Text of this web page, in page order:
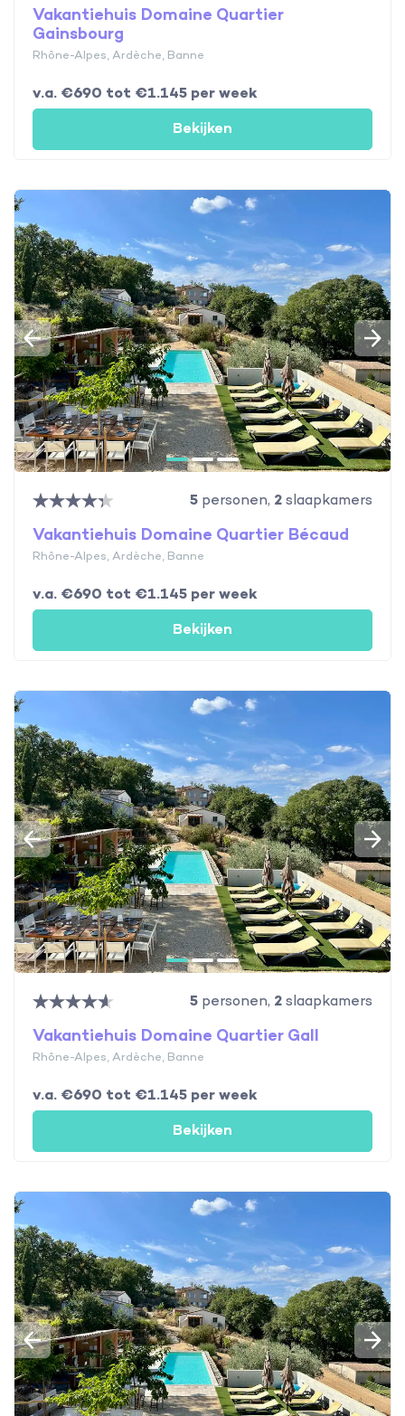
Vakantiehuis Domaine Quartier
Gainsbourg
Rhône-Alpes, Ardèche, Banne
v.a. €690 tot €1.145 per week
Bekijken
5 personen, 2slaapkamers
Vakantiehuis Domaine Quartier Bécaud
Rhône-Alpes, Ardèche, Banne
v.a. €690 tot €1.145 per week
Bekijken
5 personen, 2slaapkamers
Vakantiehuis Domaine Quartier Gall
Rhône-Alpes, Ardèche, Banne
v.a. €690 tot €1.145 per week
Bekijken